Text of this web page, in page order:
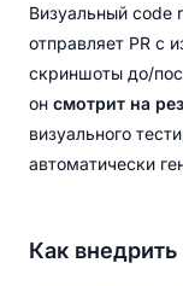
Визуальный code
отправляет PR с
скриншоты до/
он смотрит на
визуального
автоматически
Как внедрить